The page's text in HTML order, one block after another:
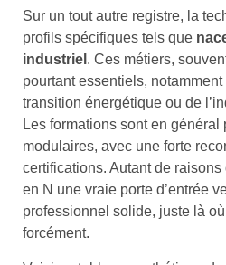
Sur un tout autre registre, la
profils spécifiques tels que
industriel . Ces métiers,
pourtant essentiels,
transition énergétique ou de
Les formations sont en général
modulaires, avec une forte
certifications. Autant de
en N une vraie porte d’entrée
professionnel solide, juste là où
forcément.